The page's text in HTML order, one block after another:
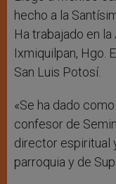
hecho a la
Ha trabajado en
Ixmiquilpan, Hgo.
San Luis Potosí.
«Se ha dado
confesor de
director espiritual
parroquia y de